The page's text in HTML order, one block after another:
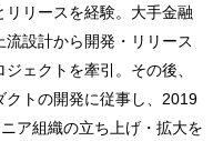
リリースを経験。大手金融
設計から開発・リリース
ェクトを牽引。その後、
クトの開発に従事し、2019
ア組織の立ち上げ・拡大を